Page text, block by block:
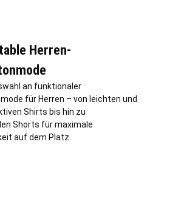
Herren-
an funktionaler
für Herren – von leichten und
Shirts bis hin zu
Shorts für maximale
auf dem Platz.